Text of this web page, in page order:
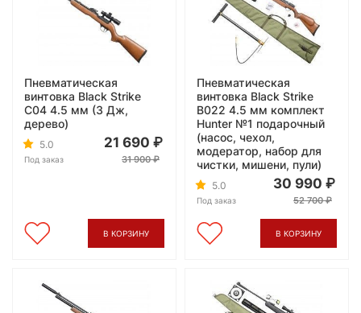
Пневматическая
винтовка Black Strike
C04 4.5 мм (3 Дж,
дерево)
5.0
Под заказ
21 690
31 900
В КОРЗИНУ
Пневматическая
винтовка Black Strike
B022 4.5 мм комплект
Hunter №1 подарочный
(насос, чехол,
модератор, набор для
чистки, мишени, пули)
5.0
Под заказ
30 990
52 700
В КОРЗИНУ